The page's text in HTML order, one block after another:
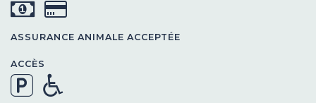
ASSURANCE ANIMALE ACCEPTÉE
ACCÈS